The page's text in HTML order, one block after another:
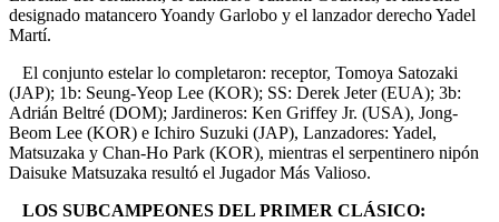
designado matancero Yoandy Garlobo y el lanzador derecho Yadel
Martí.
El conjunto estelar lo completaron: receptor, Tomoya Satozaki
(JAP); 1b: Seung-Yeop Lee (KOR); SS: Derek Jeter (EUA); 3b:
Adrián Beltré (DOM); Jardineros: Ken Griffey Jr. (USA), Jong-
Beom Lee (KOR) e Ichiro Suzuki (JAP), Lanzadores: Yadel,
Matsuzaka y Chan-Ho Park (KOR), mientras el serpentinero nipón
Daisuke Matsuzaka resultó el Jugador Más Valioso.
LOS SUBCAMPEONES DEL PRIMER CLÁSICO: